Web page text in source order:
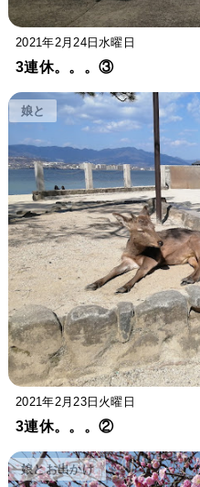
2021年2月24日水曜日
3連休。。。③
2021年2月23日火曜日
3連休。。。②
娘と
娘とお出かけ